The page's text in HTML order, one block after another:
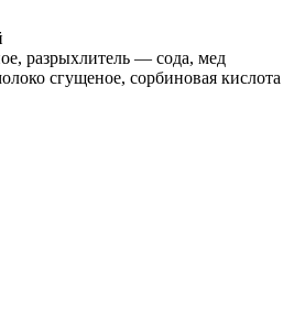
разрыхлитель — сода, мед
сгущеное, сорбиновая кислота